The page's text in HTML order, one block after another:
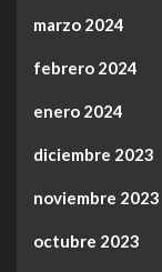
marzo 2024
febrero 2024
enero 2024
diciembre 2023
noviembre 2023
octubre 2023